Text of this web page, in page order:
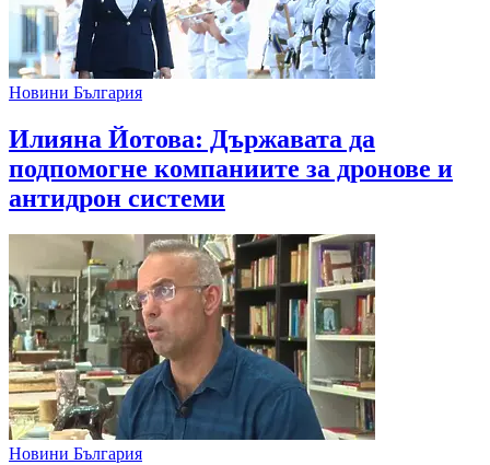
Новини България
Илияна Йотова: Държавата да
подпомогне компаниите за дронове и
антидрон системи
Новини България